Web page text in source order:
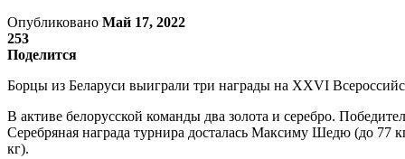
Опубликовано Май 17, 2022
253
Поделится
Борцы из Беларуси выиграли три награды на XXVI
В активе белорусской команды два золота и серебро.
Серебряная награда турнира досталась Максиму Шедю (до
кг).